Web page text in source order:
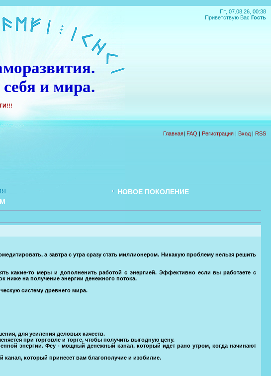
Пт, 07.08.26, 00:38
Приветствую Вас Гость
и мира.
Главная| FAQ | Регистрация | Вход | RSS
НОВОЕ ПОКОЛЕНИЕ
а завтра с утра сразу стать миллионером. Никакую проблему нельзя решить
какие-то меры и дополненить работой с энергией. Эффективно если вы работаете с
на получение энергии денежного потока.
систему древнего мира.
для усиления деловых качеств.
при торговле и торге, чтобы получить выгодную цену.
энергии. Феу - мощный денежный канал, который идет рано утром, когда начинают
который принесет вам благополучие и изобилие.